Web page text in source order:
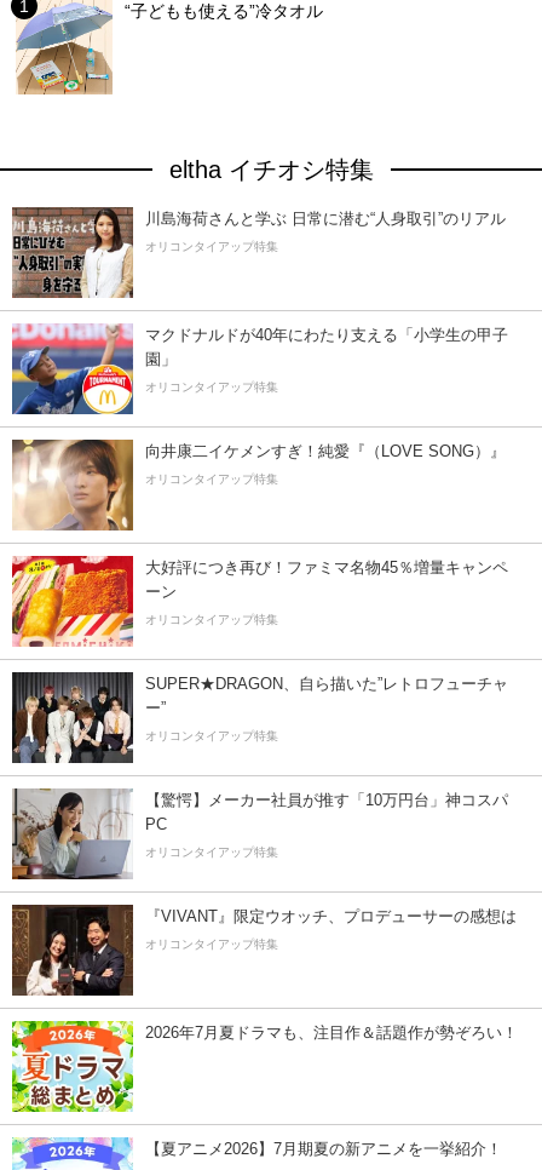
“子どもも使える”冷タオル
eltha イチオシ特集
川島海荷さんと学ぶ 日常に潜む“人身取引”のリアル
オリコンタイアップ特集
マクドナルドが40年にわたり支える「小学生の甲子
園」
オリコンタイアップ特集
向井康二イケメンすぎ！純愛『（LOVE SONG）』
オリコンタイアップ特集
大好評につき再び！ファミマ名物45％増量キャンペ
ーン
オリコンタイアップ特集
SUPER★DRAGON、自ら描いた”レトロフューチャ
ー”
オリコンタイアップ特集
【驚愕】メーカー社員が推す「10万円台」神コスパ
PC
オリコンタイアップ特集
『VIVANT』限定ウオッチ、プロデューサーの感想は
オリコンタイアップ特集
2026年7月夏ドラマも、注目作＆話題作が勢ぞろい！
【夏アニメ2026】7月期夏の新アニメを一挙紹介！